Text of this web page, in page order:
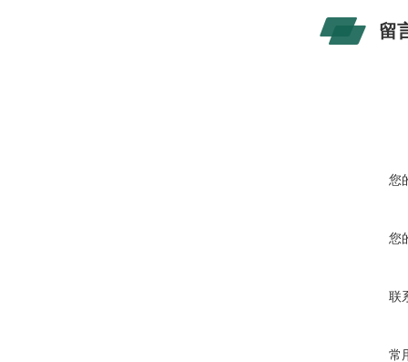
留
您
您
联
常